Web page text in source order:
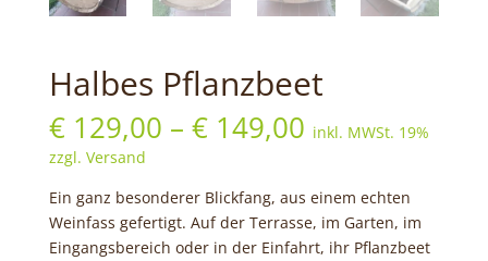
Halbes Pflanzbeet
€ 129,00 – € 149,00 Preisspanne:
€129,00
€149,00
inkl. MWSt. 19%
zzgl. Versand
Ein ganz besonderer Blickfang, aus einem echten
Weinfass gefertigt. Auf der Terrasse, im Garten, im
Eingangsbereich oder in der Einfahrt, ihr Pflanzbeet